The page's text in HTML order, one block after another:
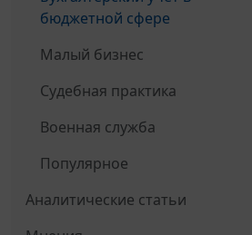
бюджетной сфере
Малый бизнес
Судебная практика
Военная служба
Популярное
Аналитические статьи